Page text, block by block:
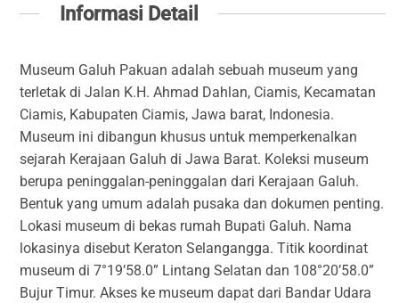
Informasi Detail
Museum Galuh Pakuan adalah sebuah museum yang
terletak di Jalan K.H. Ahmad Dahlan, Ciamis, Kecamatan
Ciamis, Kabupaten Ciamis, Jawa barat, Indonesia.
Museum ini dibangun khusus untuk memperkenalkan
sejarah Kerajaan Galuh di Jawa Barat. Koleksi museum
berupa peninggalan-peninggalan dari Kerajaan Galuh.
Bentuk yang umum adalah pusaka dan dokumen penting.
Lokasi museum di bekas rumah Bupati Galuh. Nama
lokasinya disebut Keraton Selangangga. Titik koordinat
museum di 7°19’58.0” Lintang Selatan dan 108°20’58.0”
Bujur Timur. Akses ke museum dapat dari Bandar Udara